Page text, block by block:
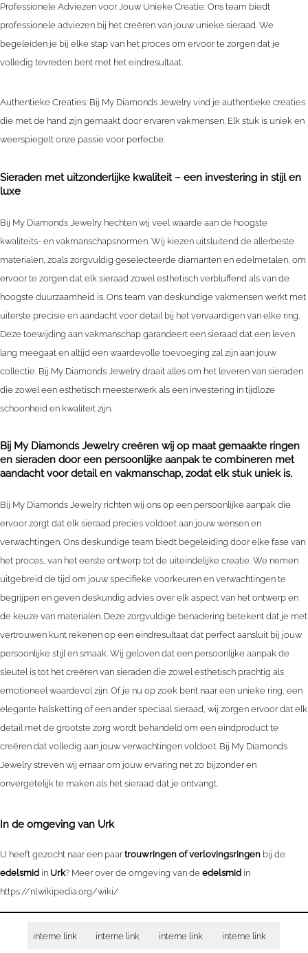
Professionele Adviezen voor Jouw Unieke Creatie: Ons team biedt
professionele adviezen bij het creëren van jouw unieke sieraad. We
begeleiden je bij elke stap van het proces om ervoor te zorgen dat je
volledig tevreden bent met het eindresultaat.
Authentieke Creaties: Bij My Diamonds Jewelry vind je authentieke creaties
die met de hand zijn gemaakt door ervaren vakmensen. Elk stuk is uniek en
weerspiegelt onze passie voor perfectie.
Sieraden met uitzonderlijke kwaliteit – een investering in stijl en
luxe
Bij My Diamonds Jewelry hechten wij veel waarde aan de hoogste
kwaliteits- en vakmanschapsnormen. Wij kiezen uitsluitend de allerbeste
materialen, zoals zorgvuldig geselecteerde diamanten en edelmetalen, om
ervoor te zorgen dat elk sieraad zowel esthetisch verbluffend als van de
hoogste duurzaamheid is. Ons team van deskundige vakmensen werkt met
uiterste precisie en aandacht voor detail bij het vervaardigen van elke ring.
Deze toewijding aan vakmanschap garandeert een sieraad dat een leven
lang meegaat en altijd een waardevolle toevoeging zal zijn aan jouw
collectie. Bij My Diamonds Jewelry draait alles om het leveren van sieraden
die zowel een esthetisch meesterwerk als een investering in tijdloze
schoonheid en kwaliteit zijn.
Bij My Diamonds Jewelry creëren wij op maat gemaakte ringen
en sieraden door een persoonlijke aanpak te combineren met
aandacht voor detail en vakmanschap, zodat elk stuk uniek is.
Bij My Diamonds Jewelry richten wij ons op een persoonlijke aanpak die
ervoor zorgt dat elk sieraad precies voldoet aan jouw wensen en
verwachtingen. Ons deskundige team biedt begeleiding door elke fase van
het proces, van het eerste ontwerp tot de uiteindelijke creatie. We nemen
uitgebreid de tijd om jouw specifieke voorkeuren en verwachtingen te
begrijpen en geven deskundig advies over elk aspect van het ontwerp en
de keuze van materialen. Deze zorgvuldige benadering betekent dat je met
vertrouwen kunt rekenen op een eindresultaat dat perfect aansluit bij jouw
persoonlijke stijl en smaak. Wij geloven dat een persoonlijke aanpak de
sleutel is tot het creëren van sieraden die zowel esthetisch prachtig als
emotioneel waardevol zijn. Of je nu op zoek bent naar een unieke ring, een
elegante halsketting of een ander speciaal sieraad, wij zorgen ervoor dat elk
detail met de grootste zorg wordt behandeld om een eindproduct te
creëren dat volledig aan jouw verwachtingen voldoet. Bij My Diamonds
Jewelry streven wij ernaar om jouw ervaring net zo bijzonder en
onvergetelijk te maken als het sieraad dat je ontvangt.
In de omgeving van Urk
U heeft gezocht naar een paartrouwringen of verlovingsringen bij de
edelsmid in Urk? Meer over de omgeving van de edelsmid in
https://nl.wikipedia.org/wiki/
interne link interne link interne link interne link